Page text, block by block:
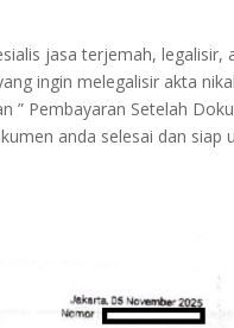
jasa terjemah,
ingin melegalisir akta
” Pembayaran Setelah
anda selesai dan siap